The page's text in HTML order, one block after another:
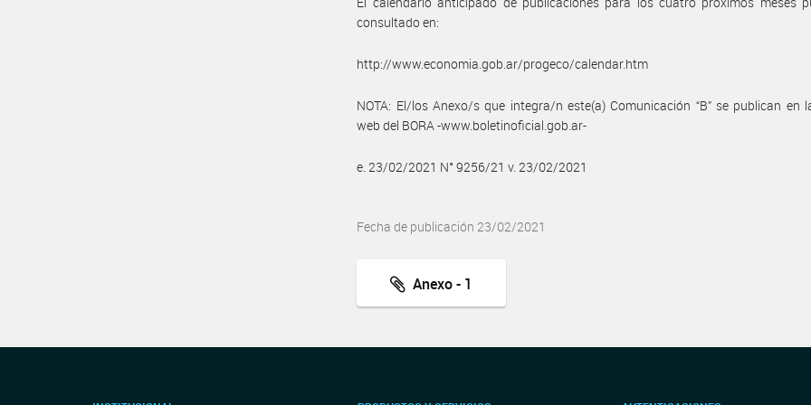
consultado en:
http://www.economia.gob.ar/progeco/calendar.htm
NOTA: El/los Anexo/s que integra/n este(a) Comunicación “B” se publican en
web del BORA -www.boletinoficial.gob.ar-
e. 23/02/2021 N° 9256/21 v. 23/02/2021
Fecha de publicación 23/02/2021
Anexo - 1